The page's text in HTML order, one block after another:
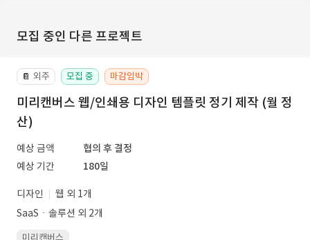
모집 중인 다른 프로젝트
📔 외주 모집 중 마감임박
미리캔버스 웹/인쇄용 디자인 템플릿 정기 제작 (월 정
산)
예상 금액
협의 후 결정
예상 기간
180일
디자인
웹 외 1개
SaaSㆍ솔루션 외 2개
미리캔버스